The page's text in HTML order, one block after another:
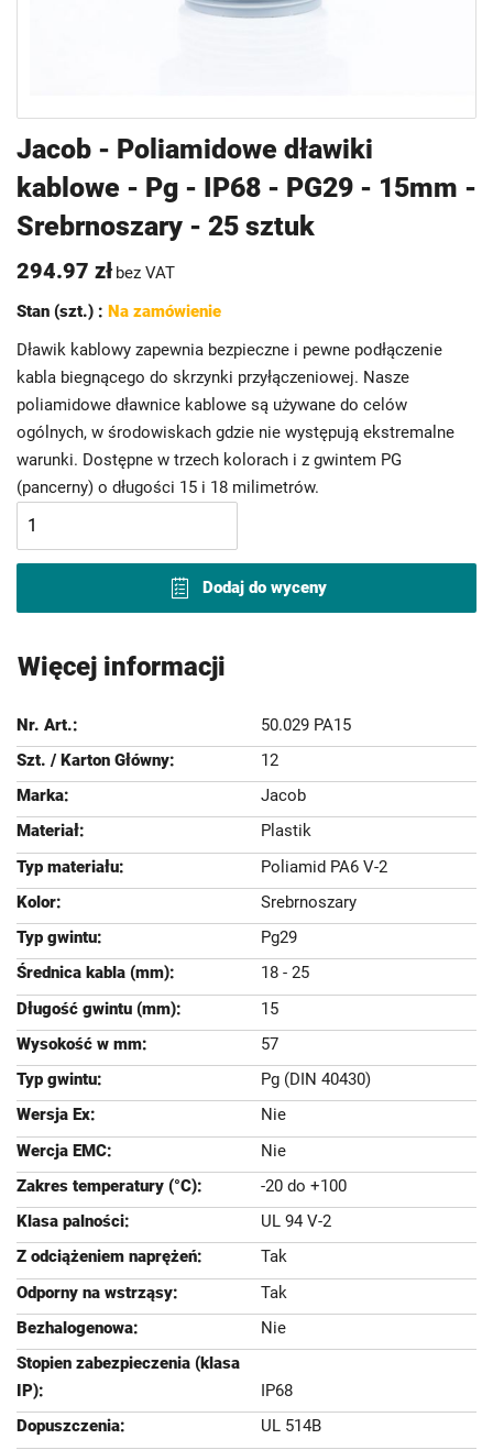
Jacob - Poliamidowe dławiki
kablowe - Pg - IP68 - PG29 - 15mm -
Srebrnoszary - 25 sztuk
294.97 zł bez VAT
Stan (szt.) : Na zamówienie
Dławik kablowy zapewnia bezpieczne i pewne podłączenie
kabla biegnącego do skrzynki przyłączeniowej. Nasze
poliamidowe dławnice kablowe są używane do celów
ogólnych, w środowiskach gdzie nie występują ekstremalne
warunki. Dostępne w trzech kolorach i z gwintem PG
(pancerny) o długości 15 i 18 milimetrów.
Dodaj do wyceny
na
początek
galerii
Więcej informacji
50.029 PA15
12
Jacob
Plastik
Poliamid PA6 V-2
Srebrnoszary
Pg29
18 - 25
15
57
Pg (DIN 40430)
Nie
Nie
-20 do +100
UL 94 V-2
Tak
Tak
Nie
IP68
UL 514B